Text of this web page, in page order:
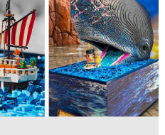
als LEGO-Figur im LEGOLAND